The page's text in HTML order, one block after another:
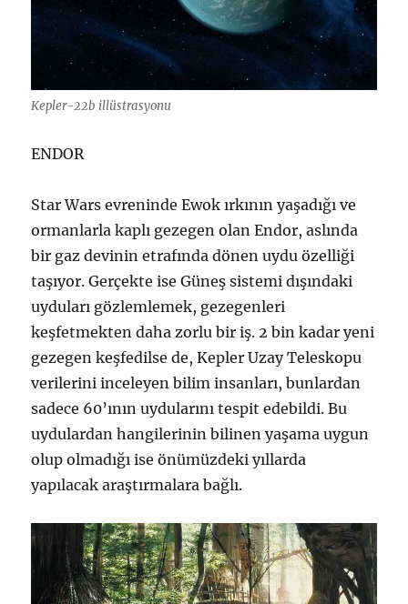
Kepler-22b illüstrasyonu
ENDOR
Star Wars evreninde Ewok ırkının yaşadığı ve
ormanlarla kaplı gezegen olan Endor, aslında
bir gaz devinin etrafında dönen uydu özelliği
taşıyor. Gerçekte ise Güneş sistemi dışındaki
uyduları gözlemlemek, gezegenleri
keşfetmekten daha zorlu bir iş. 2 bin kadar yeni
gezegen keşfedilse de, Kepler Uzay Teleskopu
verilerini inceleyen bilim insanları, bunlardan
sadece 60’ının uydularını tespit edebildi. Bu
uydulardan hangilerinin bilinen yaşama uygun
olup olmadığı ise önümüzdeki yıllarda
yapılacak araştırmalara bağlı.